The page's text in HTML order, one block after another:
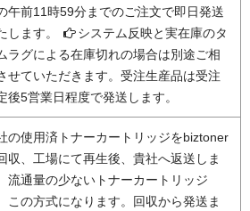
午前11時59分までのご注文で即日発送
します。
システム反映と実在庫のタ
ラグによる在庫切れの場合は別途ご相
せていただきます。受注生産品は受注
後5営業日程度で発送します。
の使用済トナーカートリッジをbiztoner
収、工場にて再生後、貴社へ返送しま
流通量の少ないトナーカートリッジ
この方式になります。回収から発送ま